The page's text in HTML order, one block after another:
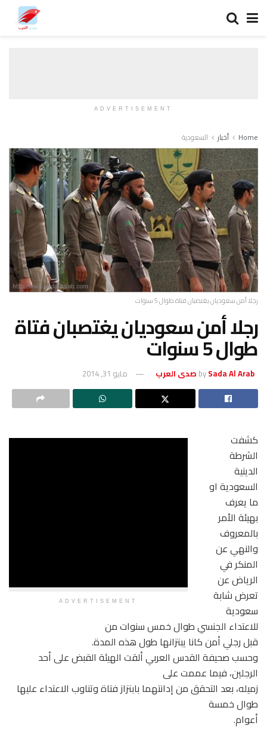
ADVERTISEMENT
Home أخبار السعودية
رجلا أمن سعوديان يغتصبان فتاة طوال 5 سنوات
رجلا أمن سعوديان يغتصبان فتاة
طوال 5 سنوات
bySada Al Arab صدى العرب مايو 31, 2014
ADVERTISEMENT
كشفت
الشرطة
الدينية
السعودية او
ما يعرف
بهيئة الأمر
بالمعروف
والنهي عن
المنكر في
الرياض عن
تعرض شابة
سعودية
للاعتداء الجنسي طوال خمس سنوات من
قبل رجلي أمن كانا يبتزانها طول هذه المدة.
وحسب صحيفة القدس العربي ألقت الهيئة القبض على أحد
الرجلين، فيما عممت على
زميله، بعد التحقق من إدانتهما بابتزاز فتاة وتناوب الاعتداء عليها
طوال خمسة
أعوام.